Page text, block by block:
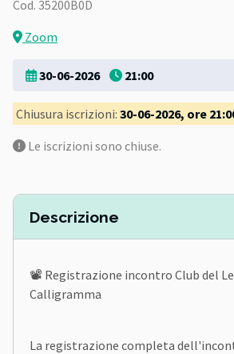
Cod. 35200B0D
Zoom
30-06-2026 21:00
Chiusura iscrizioni: 30-06-2026, ore
Le iscrizioni sono chiuse.
Descrizione
📽️ Registrazione incontro Club del
Calligramma
La registrazione completa